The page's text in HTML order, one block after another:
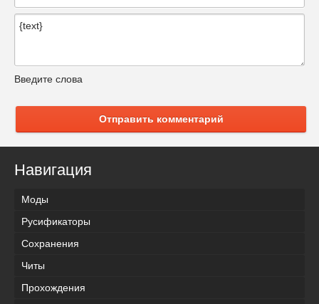
Введите слова
Отправить комментарий
Навигация
Моды
Русификаторы
Сохранения
Читы
Прохождения